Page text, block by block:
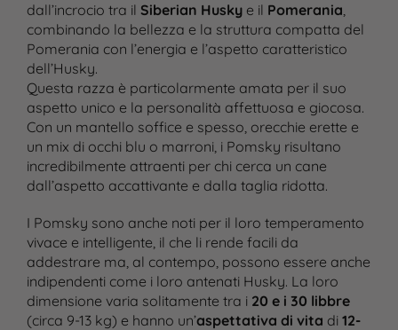
dall’incrocio tra il Siberian Huskye il Pomerania,
combinando la bellezza e la struttura compatta del
Pomerania con l’energia e l’aspetto caratteristico
dell’Husky.
Questa razza è particolarmente amata per il suo
aspetto unico e la personalità affettuosa e giocosa.
Con un mantello soffice e spesso, orecchie erette e
un mix di occhi blu o marroni, i Pomsky risultano
incredibilmente attraenti per chi cerca un cane
dall’aspetto accattivante e dalla taglia ridotta.
I Pomsky sono anche noti per il loro temperamento
vivace e intelligente, il che li rende facili da
addestrare ma, al contempo, possono essere anche
indipendenti come i loro antenati Husky. La loro
dimensione varia solitamente tra i 20 e i 30 libbre
(circa 9-13 kg) e hanno un’aspettativa di vita di 12-